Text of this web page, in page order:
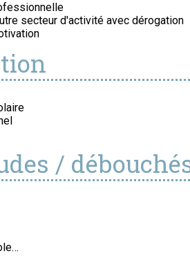
secteur d'activité avec dérogation
/